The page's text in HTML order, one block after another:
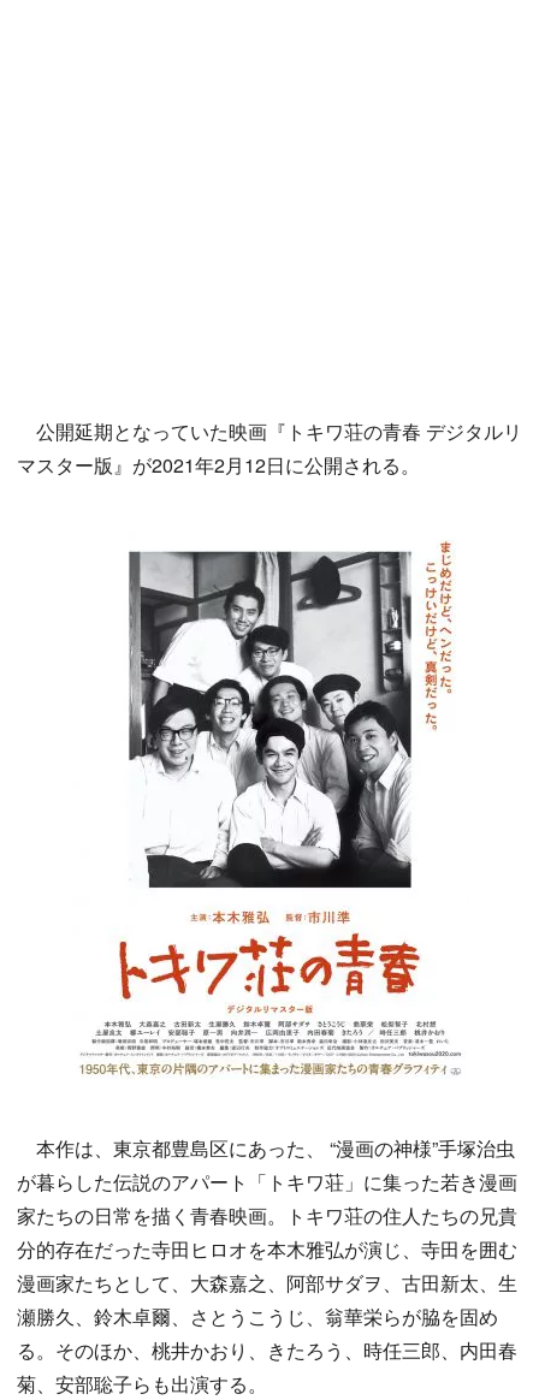
公開延期となっていた映画『トキワ荘の青春 デジタルリ
マスター版』が2021年2月12日に公開される。
本作は、東京都豊島区にあった、 “漫画の神様”手塚治虫
が暮らした伝説のアパート「トキワ荘」に集った若き漫画
家たちの日常を描く青春映画。トキワ荘の住人たちの兄貴
分的存在だった寺田ヒロオを本木雅弘が演じ、寺田を囲む
漫画家たちとして、大森嘉之、阿部サダヲ、古田新太、生
瀬勝久、鈴木卓爾、さとうこうじ、翁華栄らが脇を固め
る。そのほか、桃井かおり、きたろう、時任三郎、内田春
菊、安部聡子らも出演する。